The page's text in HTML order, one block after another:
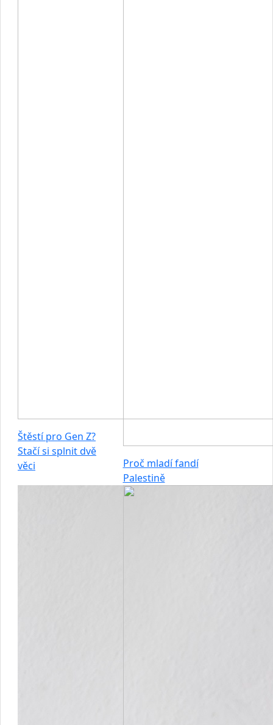
Štěstí pro Gen Z?
Stačí si splnit dvě
věci
Proč mladí fandí
Palestině